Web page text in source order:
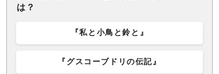
は？
『私と小鳥と鈴と』
『グスコーブドリの伝記』